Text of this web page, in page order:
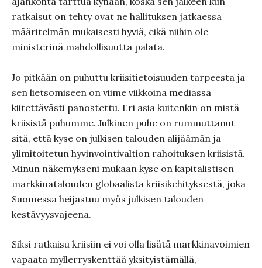
ratkaisut on tehty ovat ne hallituksen jatkaessa
määritelmän mukaisesti hyviä, eikä niihin ole
ministerinä mahdollisuutta palata.
Jo pitkään on puhuttu kriisitietoisuuden tarpeesta ja
sen lietsomiseen on viime viikkoina mediassa
kiitettävästi panostettu. Eri asia kuitenkin on mistä
kriisistä puhumme. Julkinen puhe on rummuttanut
sitä, että kyse on julkisen talouden alijäämän ja
ylimitoitetun hyvinvointivaltion rahoituksen kriisistä.
Minun näkemykseni mukaan kyse on kapitalistisen
markkinatalouden globaalista kriisikehityksestä, joka
Suomessa heijastuu myös julkisen talouden
kestävyysvajeena.
Siksi ratkaisu kriisiin ei voi olla lisätä markkinavoimien
vapaata myllerryskenttää yksityistämällä,